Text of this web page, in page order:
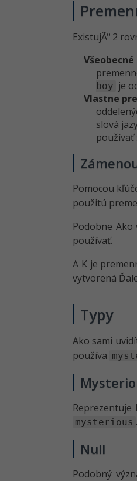
ExistujÃº 2
boy je
Vlastne
slová
používať
Pomocou
použitú
Podobne
používať.
A K je
vytvorená
Typy
Ako sami
používa
mysterious .
Null
Podobný